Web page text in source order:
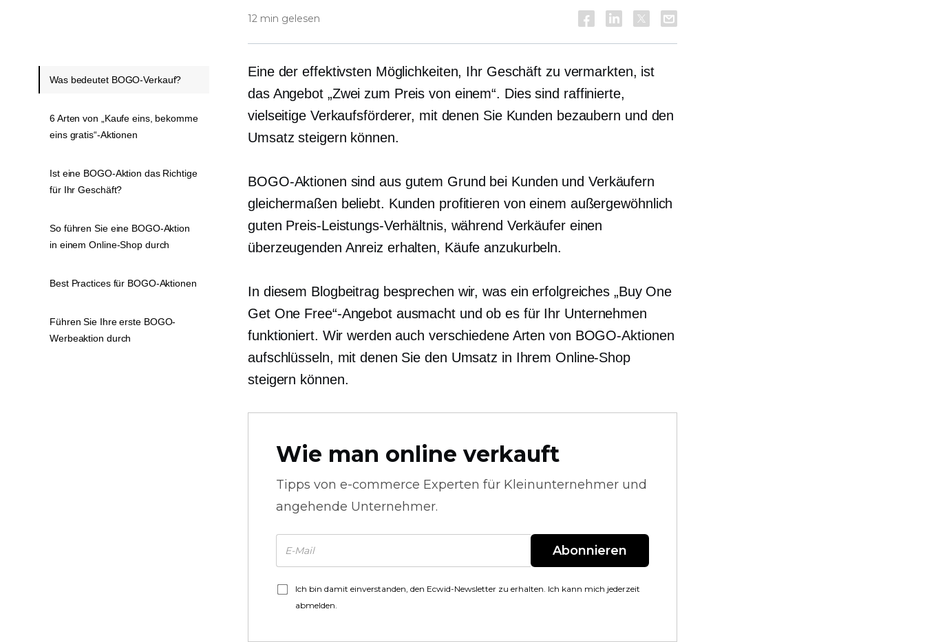
12 min gelesen
Eine der effektivsten Möglichkeiten, Ihr Geschäft zu vermarkten, ist
das Angebot „Zwei zum Preis von einem“. Dies sind raffinierte,
vielseitige Verkaufsförderer, mit denen Sie Kunden bezaubern und den
Umsatz steigern können.
BOGO-Aktionen sind aus gutem Grund bei Kunden und Verkäufern
gleichermaßen beliebt. Kunden profitieren von einem außergewöhnlich
guten Preis-Leistungs-Verhältnis, während Verkäufer einen
überzeugenden Anreiz erhalten, Käufe anzukurbeln.
In diesem Blogbeitrag besprechen wir, was ein erfolgreiches „Buy One
Get One Free“-Angebot ausmacht und ob es für Ihr Unternehmen
funktioniert. Wir werden auch verschiedene Arten von BOGO-Aktionen
aufschlüsseln, mit denen Sie den Umsatz in Ihrem Online-Shop
steigern können.
Wie man online verkauft
Tipps von e-commerce Experten für Kleinunternehmer und
angehende Unternehmer.
Abonnieren
Ich bin damit einverstanden, den Ecwid-Newsletter zu erhalten. Ich kann mich jederzeit
abmelden.
Was bedeutet BOGO-Verkauf?
6 Arten von „Kaufe eins, bekomme
eins gratis“-Aktionen
Ist eine BOGO-Aktion das Richtige
für Ihr Geschäft?
So führen Sie eine BOGO-Aktion
in einem Online-Shop durch
Best Practices für BOGO-Aktionen
Führen Sie Ihre erste BOGO-
Werbeaktion durch